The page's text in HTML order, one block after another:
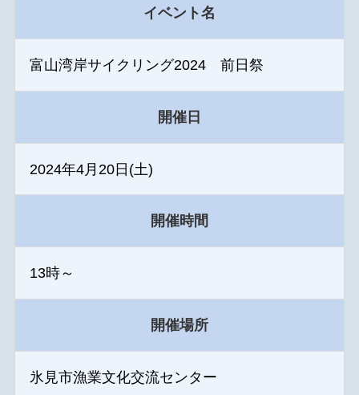
イベント名
富山湾岸サイクリング2024 前日祭
開催日
2024年4月20日(土)
開催時間
13時～
開催場所
氷見市漁業文化交流センター